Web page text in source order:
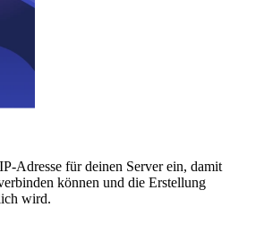
Adresse für deinen Server ein, damit
können und die Erstellung
wird.